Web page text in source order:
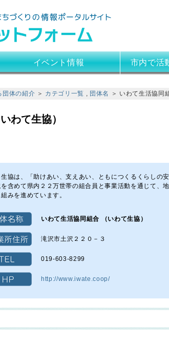
陸前高田市まちづく
イベント情報 市内で活
団体の紹介 ＞ カテゴリ一覧 , 団体名 ＞ いわて生活協同
わて生協）
生協は、「助けあい、支えあい、ともにつくるくらしの
含めて県内２２万世帯の組合員と事業活動を通じて、
みを進めています。
いわて生活協同組合 （いわて生協）
滝沢市土沢２２０－３
019-603-8299
http://www.iwate.coop/